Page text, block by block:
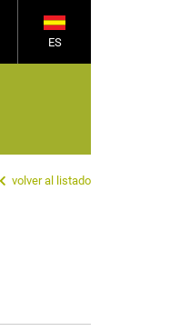
ES
volver al listado